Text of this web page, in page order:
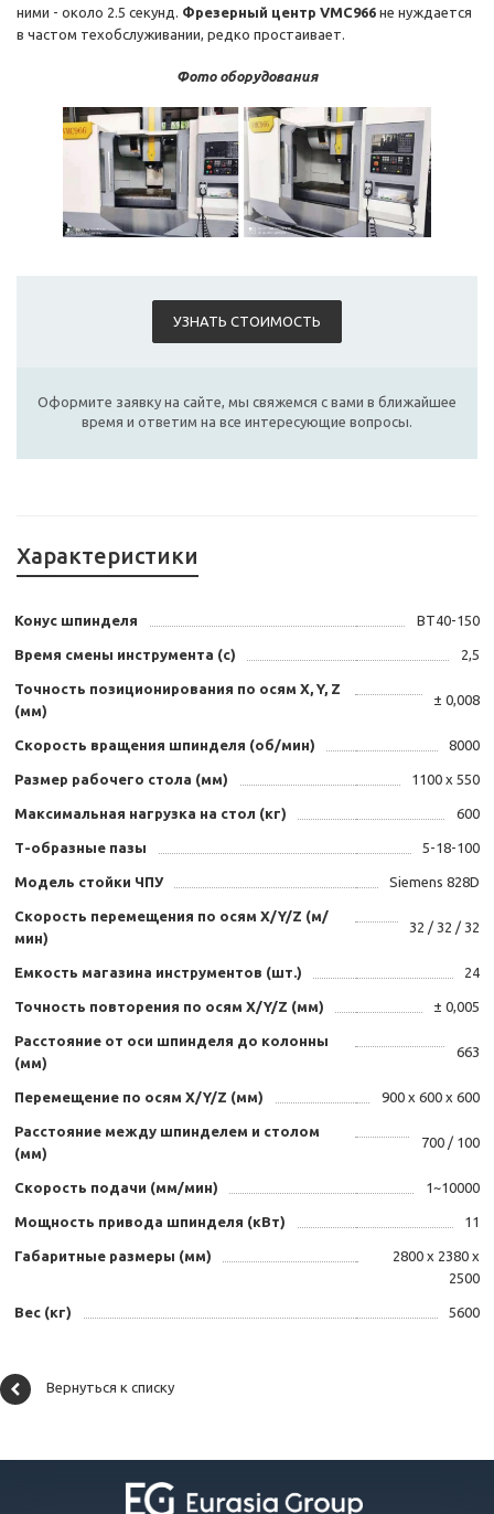
ними - около 2.5 секунд. Фрезерный центр VMC966 не нуждается
в частом техобслуживании, редко простаивает.
Фото оборудования
УЗНАТЬ СТОИМОСТЬ
Оформите заявку на сайте, мы свяжемся с вами в ближайшее
время и ответим на все интересующие вопросы.
Характеристики
Конус шпинделя BT40-150
Время смены инструмента (с) 2,5
Точность позиционирования по осям X, Y, Z
(мм)
± 0,008
Скорость вращения шпинделя (об/мин) 8000
Размер рабочего стола (мм) 1100 х 550
Максимальная нагрузка на стол (кг) 600
Т-образные пазы 5-18-100
Модель стойки ЧПУ Siemens 828D
Скорость перемещения по осям X/Y/Z (м/
мин)
32 / 32 / 32
Емкость магазина инструментов (шт.) 24
Точность повторения по осям X/Y/Z (мм) ± 0,005
Расстояние от оси шпинделя до колонны
(мм)
663
Перемещение по осям X/Y/Z (мм) 900 х 600 х 600
Расстояние между шпинделем и столом
(мм)
700 / 100
Скорость подачи (мм/мин) 1~10000
Мощность привода шпинделя (кВт) 11
Габаритные размеры (мм)
2800 х 2380 х
2500
Вес (кг) 5600
Вернуться к списку